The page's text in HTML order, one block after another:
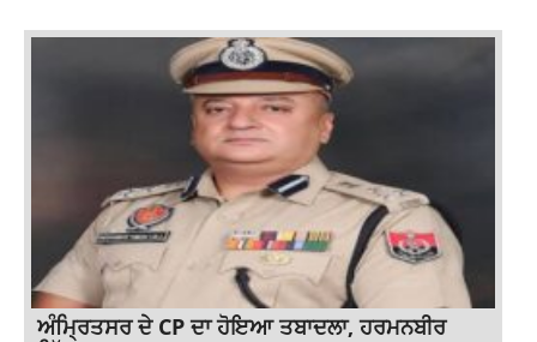
ਅੰਮ੍ਰਿਤਸਰ ਦੇ CP ਦਾ ਹੋਇਆ ਤਬਾਦਲਾ, ਹਰਮਨਬੀਰ